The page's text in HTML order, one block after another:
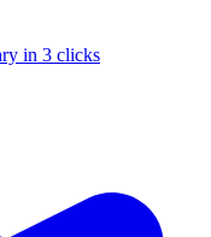
in 3 clicks